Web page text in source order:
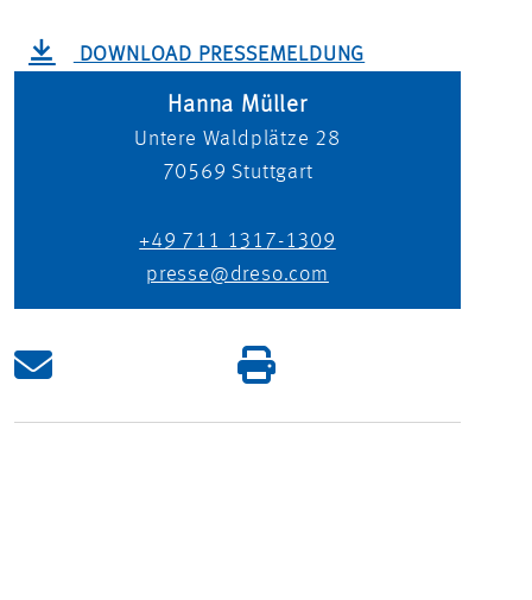
DOWNLOAD PRESSEMELDUNG
Hanna Müller
Untere Waldplätze 28
70569 Stuttgart
+49 711 1317-1309
presse@dreso.com